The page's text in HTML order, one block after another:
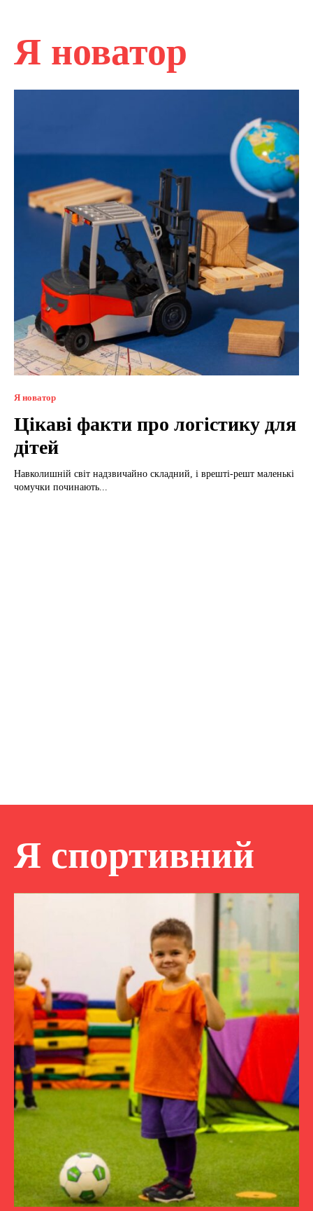
Я новатор
Я новатор
Цікаві факти про логістику для
дітей
Навколишній світ надзвичайно складний, і врешті-решт маленькі
чомучки починають...
Я спортивний